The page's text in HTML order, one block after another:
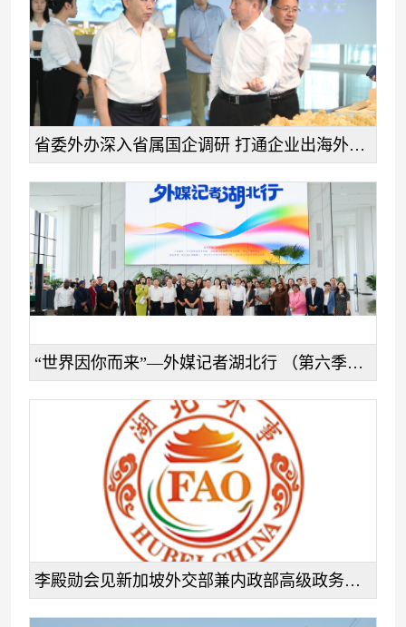
省委外办深入省属国企调研 打通企业出海外事服务堵点
“世界因你而来”—外媒记者湖北行 （第六季）活动成功举办
李殿勋会见新加坡外交部兼内政部高级政务部长沈颖